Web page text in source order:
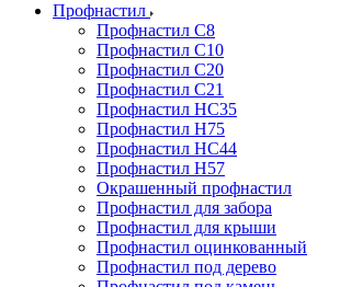
Профнастил
Профнастил С8
Профнастил С10
Профнастил С20
Профнастил С21
Профнастил НС35
Профнастил Н75
Профнастил HC44
Профнастил Н57
Окрашенный профнастил
Профнастил для забора
Профнастил для крыши
Профнастил оцинкованный
Профнастил под дерево